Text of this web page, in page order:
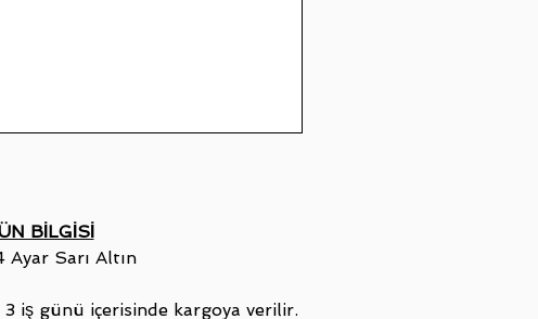
BİLGİSİ
Ayar Sarı Altın
iş günü içerisinde kargoya verilir.